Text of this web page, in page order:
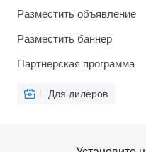
Разместить объявление
Разместить баннер
Партнерская программа
Для дилеров